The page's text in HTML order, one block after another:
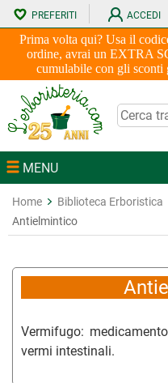
Prima volta qui? Usa il
ordine, avrai un EXTRA
cumulabile con gli sconti
PREFERITI ACCEDI
MENU
Home Biblioteca Erboristica
Antielmintico
Vermifugo:
vermi intestinali.